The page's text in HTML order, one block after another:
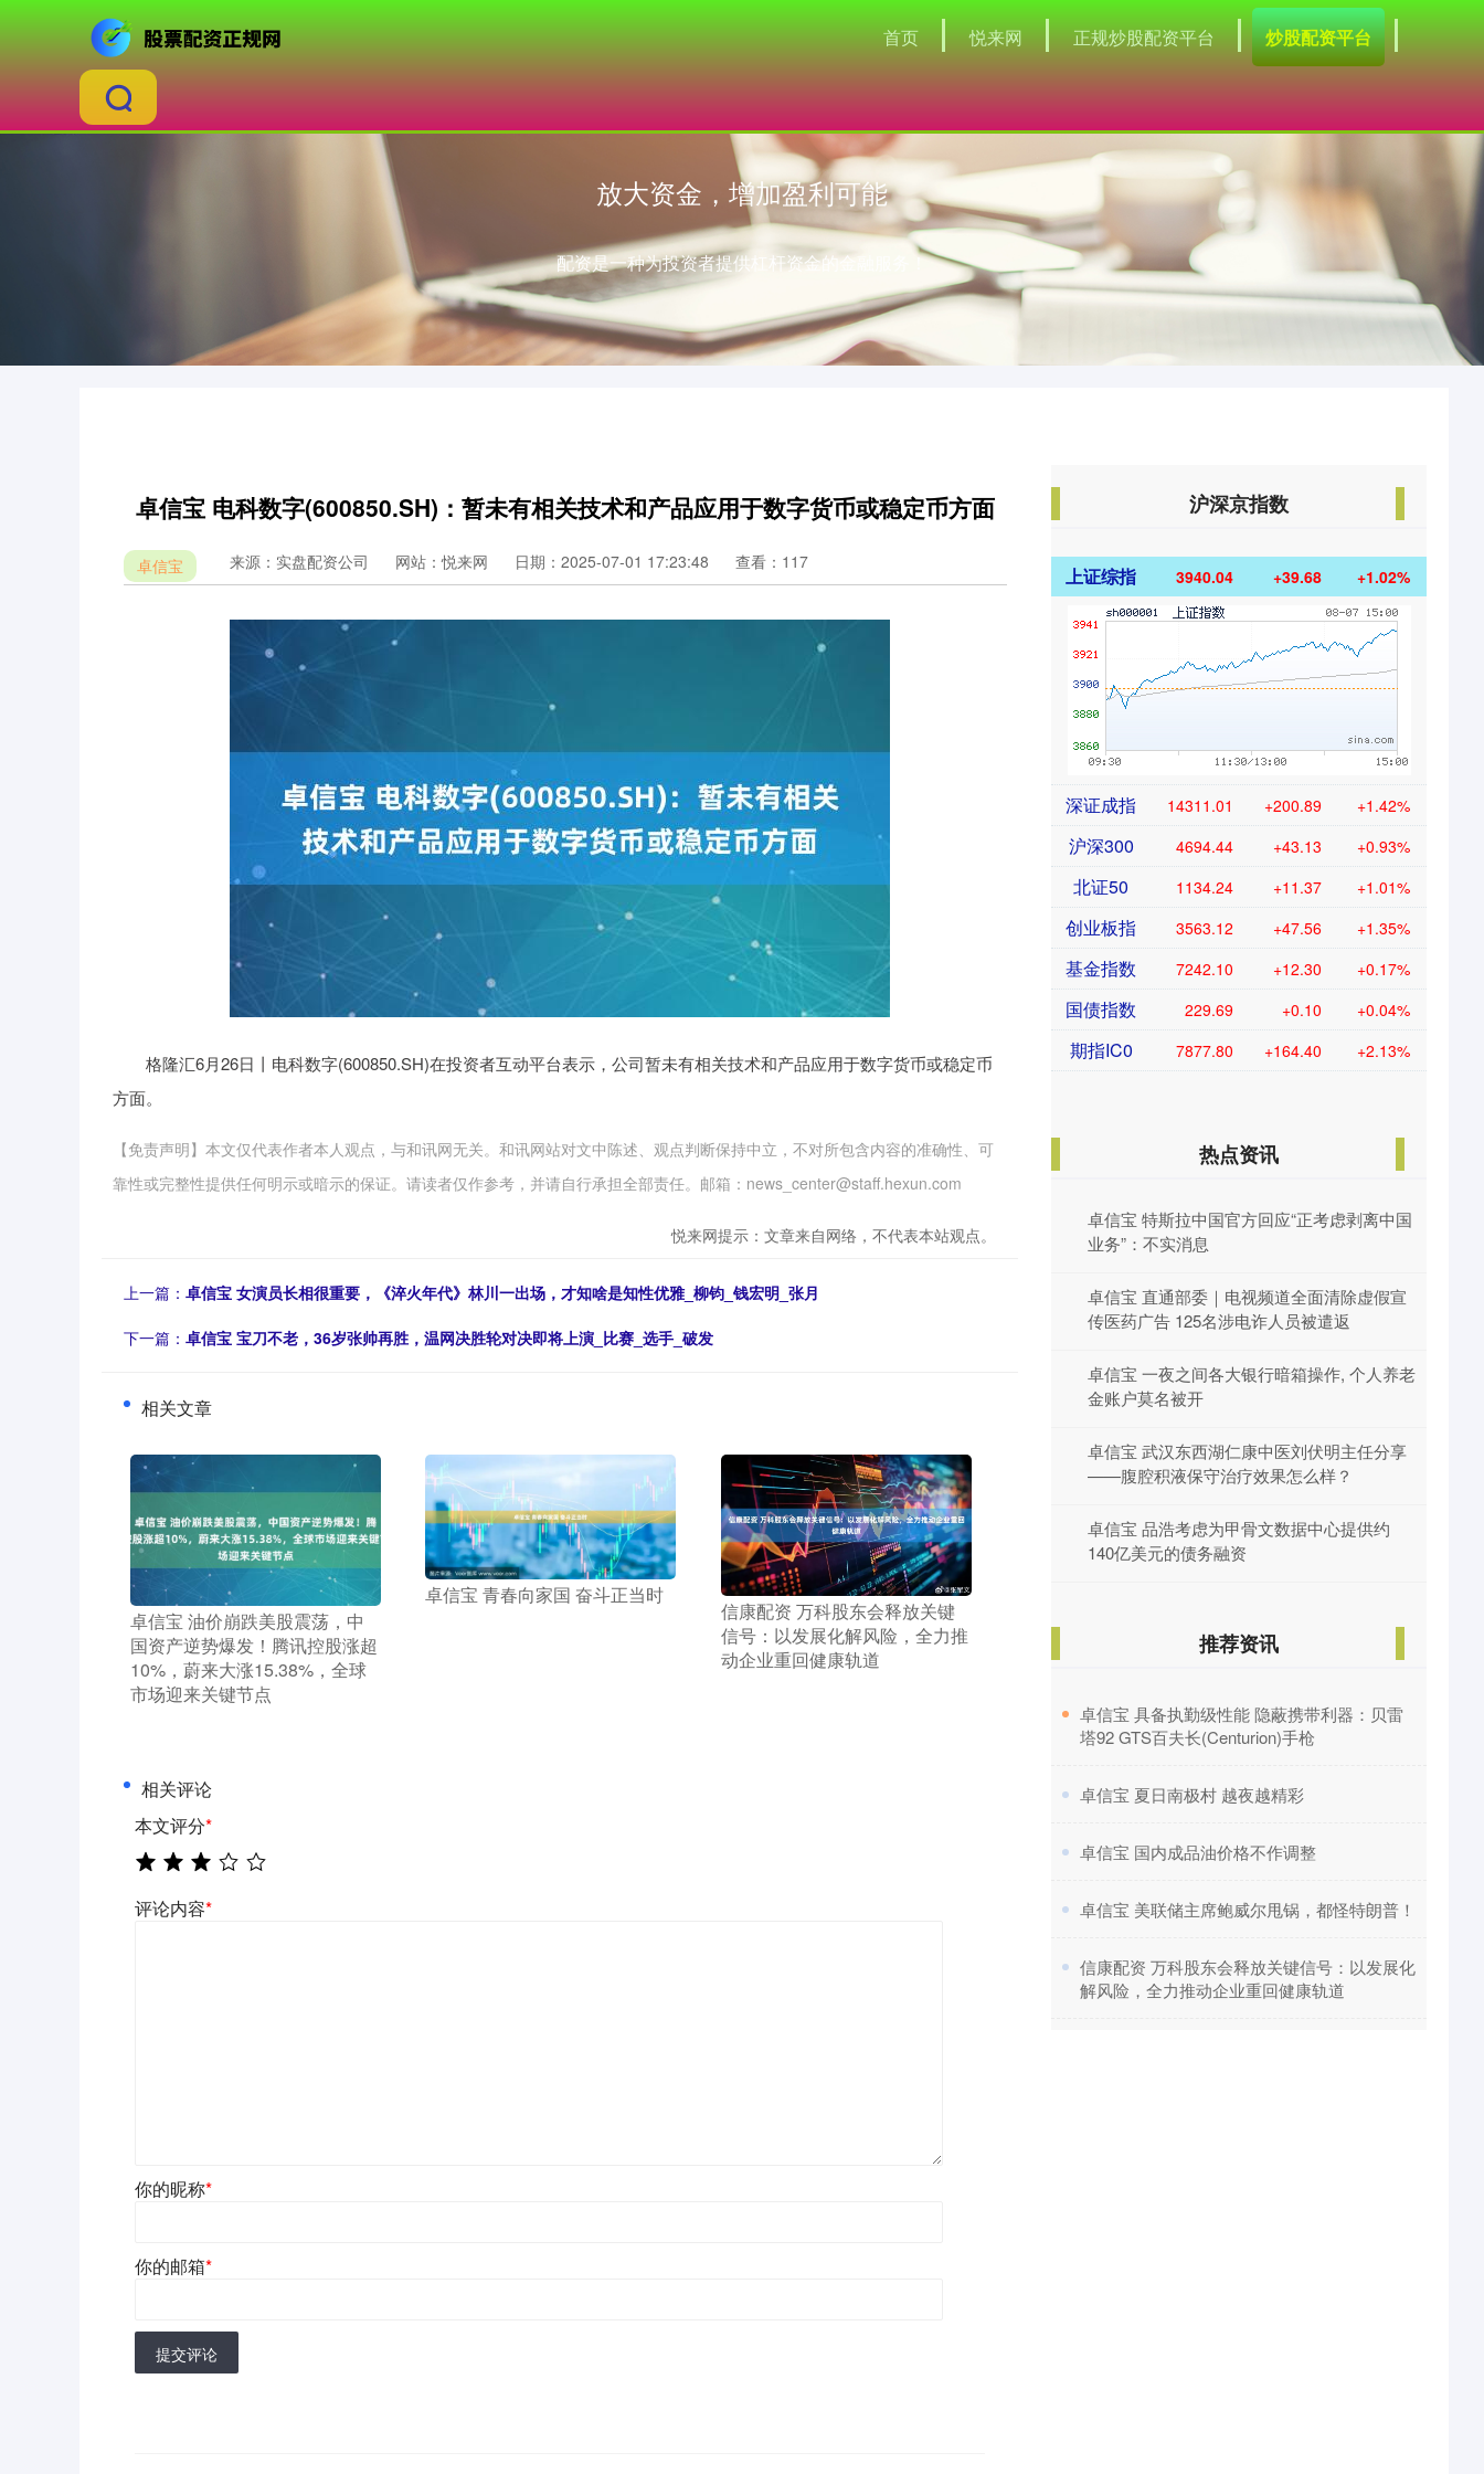
首页 悦来网 正规炒股配资平台 炒股配资平台
放大资金，增加盈利可能
配资是一种为投资者提供杠杆资金的金融服务！
卓信宝 电科数字(600850.SH)：暂未有相关技术和产品应用于数字货币或稳定币方面
卓信宝 来源：实盘配资公司 网站：悦来网 日期：2025-07-01 17:23:48 查看：117
格隆汇6月26日丨电科数字(600850.SH)在投资者互动平台表示，公司暂未有相关技术和产品应用于数字货币或稳定币
方面。
【免责声明】本文仅代表作者本人观点，与和讯网无关。和讯网站对文中陈述、观点判断保持中立，不对所包含内容的准确性、可
靠性或完整性提供任何明示或暗示的保证。请读者仅作参考，并请自行承担全部责任。邮箱：news_center@staff.hexun.com
悦来网提示：文章来自网络，不代表本站观点。
上一篇： 卓信宝 女演员长相很重要，《淬火年代》林川一出场，才知啥是知性优雅_柳钧_钱宏明_张月
下一篇： 卓信宝 宝刀不老，36岁张帅再胜，温网决胜轮对决即将上演_比赛_选手_破发
相关文章
​卓信宝 油价崩跌美股震荡，中
国资产逆势爆发！腾讯控股涨超
10%，蔚来大涨15.38%，全球
市场迎来关键节点
​卓信宝 青春向家国 奋斗正当时
​信康配资 万科股东会释放关键
信号：以发展化解风险，全力推
动企业重回健康轨道
相关评论
本文评分*
评论内容*
你的昵称*
你的邮箱*
提交评论
沪深京指数
上证综指 3940.04 +39.68 +1.02%
深证成指 14311.01 +200.89 +1.42%
沪深300 4694.44 +43.13 +0.93%
北证50 1134.24 +11.37 +1.01%
创业板指 3563.12 +47.56 +1.35%
基金指数 7242.10 +12.30 +0.17%
国债指数 229.69 +0.10 +0.04%
期指IC0 7877.80 +164.40 +2.13%
热点资讯
卓信宝 特斯拉中国官方回应“正考虑剥离中国
业务”：不实消息
卓信宝 直通部委｜电视频道全面清除虚假宣
传医药广告 125名涉电诈人员被遣返
卓信宝 一夜之间各大银行暗箱操作, 个人养老
金账户莫名被开
卓信宝 武汉东西湖仁康中医刘伏明主任分享
——腹腔积液保守治疗效果怎么样？
卓信宝 品浩考虑为甲骨文数据中心提供约
140亿美元的债务融资
推荐资讯
​卓信宝 具备执勤级性能 隐蔽携带利器：贝雷
塔92 GTS百夫长(Centurion)手枪
​卓信宝 夏日南极村 越夜越精彩
​卓信宝 国内成品油价格不作调整
​卓信宝 美联储主席鲍威尔甩锅，都怪特朗普！
​信康配资 万科股东会释放关键信号：以发展化
解风险，全力推动企业重回健康轨道